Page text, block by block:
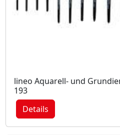
lineo Aquarell- und
193
Details